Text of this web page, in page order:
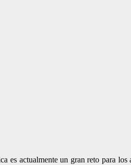
es actualmente un gran reto para